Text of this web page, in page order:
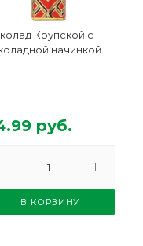
Крупской с
начинкой
руб.
В КОРЗИНУ